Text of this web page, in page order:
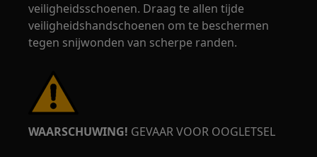
veiligheidsschoenen. Draag te allen tijde
veiligheidshandschoenen om te beschermen
tegen snijwonden van scherpe randen.
WAARSCHUWING! GEVAAR VOOR OOGLETSEL